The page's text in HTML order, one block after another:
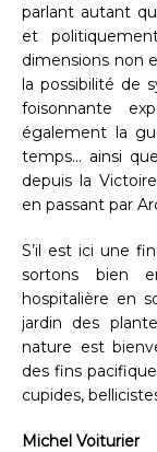
parlant autant
et
dimensions non
la possibilité de
foisonnante
également la
temps… ainsi
depuis la
en passant par
S’il est ici une
sortons bien
hospitalière en
jardin des
nature est
des fins
cupides,
Michel Voiturier